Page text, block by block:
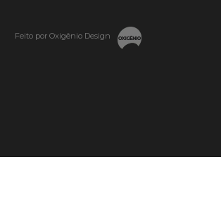
Feito por Oxigênio Design